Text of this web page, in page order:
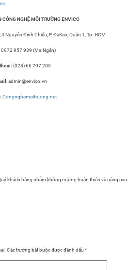
CÔNG NGHỆ MÔI TRƯỜNG ENVICO
Nguyễn Đình Chiểu, P. ĐaKao, Quận 1, Tp. HCM
0972 957 939 (Ms.Ngân)
(028) 66 797 205
:admin@envico.vn
Congnghemoitruong.net
khách hàng nhằm không ngừng hoàn thiện và nâng cao
Các trường bắt buộc được đánh dấu *